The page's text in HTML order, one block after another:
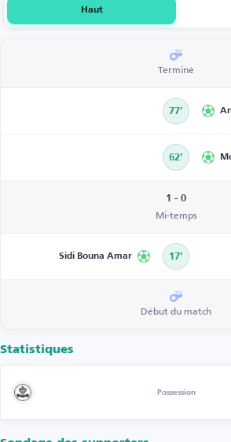
Haut
Terminé
77’
62’
1 - 0
Mi-temps
Sidi Bouna Amar 17’
Début du match
Statistiques
Possession